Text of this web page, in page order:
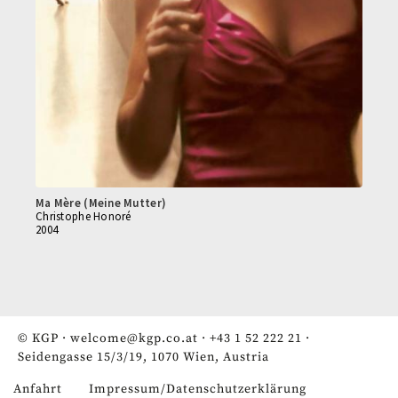
Ma Mère (Meine Mutter)
Christophe Honoré
2004
© KGP · welcome@kgp.co.at · +43 1 52 222 21 ·
Seidengasse 15/3/19, 1070 Wien, Austria
Anfahrt Impressum/Datenschutzerklärung